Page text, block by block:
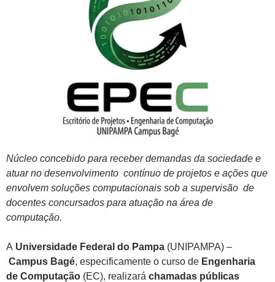
Núcleo concebido para receber demandas da sociedade e
atuar no desenvolvimento contínuo de projetos e ações que
envolvem soluções computacionais sob a supervisão de
docentes concursados para atuação na área de
computação.
A Universidade Federal do Pampa (UNIPAMPA) –
Campus Bagé, especificamente o curso de Engenharia
de Computação (EC), realizará chamadas públicas